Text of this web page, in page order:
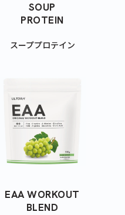
SOUP
PROTEIN
スーププロテイン
EAA WORKOUT
BLEND